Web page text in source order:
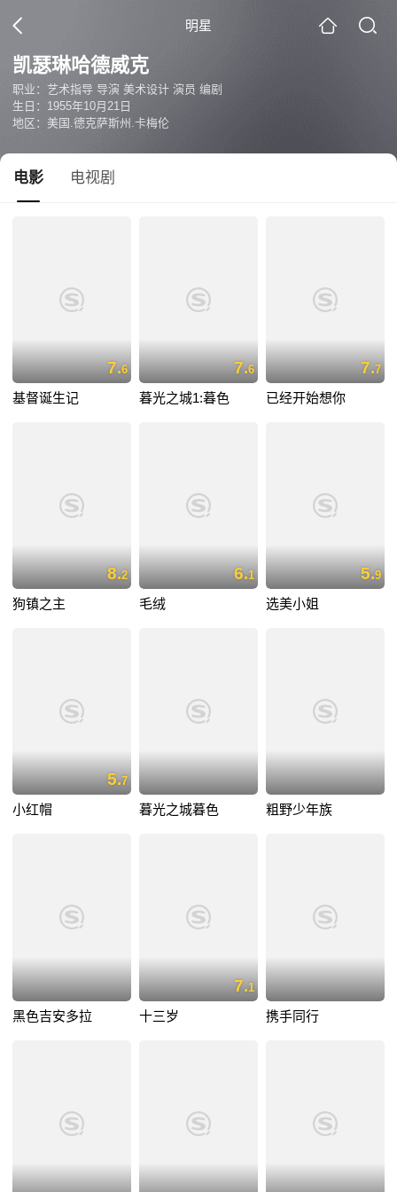
明星
凯瑟琳哈德威克
职业：艺术指导 导演 美术设计 演员 编剧
生日：1955年10月21日
地区：美国.德克萨斯州.卡梅伦
电影 电视剧
7.6
基督诞生记
7.6
暮光之城1:暮色
7.7
已经开始想你
8.2
狗镇之主
6.1
毛绒
5.9
选美小姐
5.7
小红帽 暮光之城暮色 粗野少年族
黑色吉安多拉
7.1
十三岁 携手同行